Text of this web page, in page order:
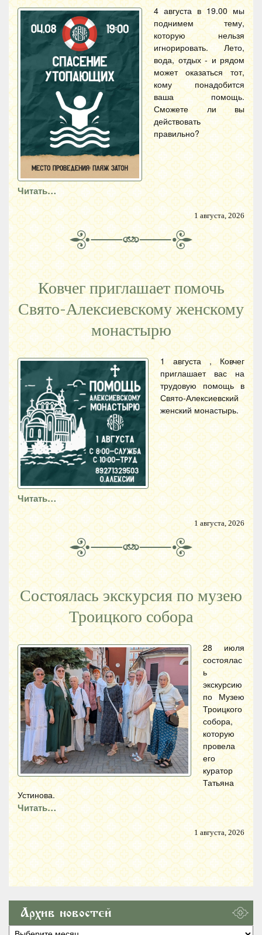
4 августа в 19.00 мы
поднимем тему,
которую нельзя
игнорировать. Лето,
вода, отдых - и рядом
может оказаться тот,
кому понадобится
ваша помощь.
Сможете ли вы
действовать
правильно?
Читать…
1 августа, 2026
Ковчег приглашает помочь
Свято-Алексиевскому женскому
монастырю
1 августа , Ковчег
приглашает вас на
трудовую помощь в
Свято-Алексиевский
женский монастырь.
Читать…
1 августа, 2026
Состоялась экскурсия по музею
Троицкого собора
28 июля
состоялас
ь
экскурсию
по Музею
Троицкого
собора,
которую
провела
его
куратор
Татьяна
Устинова.
Читать…
1 августа, 2026
Архив новостей
Архив